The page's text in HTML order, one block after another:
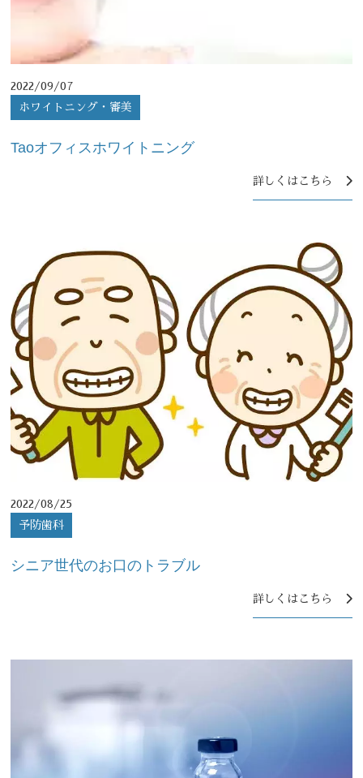
2022/09/07
ホワイトニング・審美
Taoオフィスホワイトニング
詳しくはこちら
2022/08/25
予防歯科
シニア世代のお口のトラブル
詳しくはこちら